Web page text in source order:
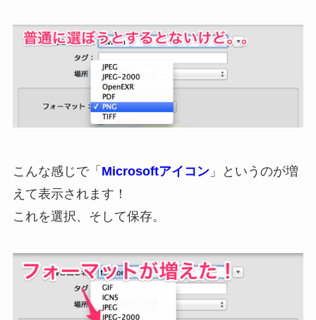
こんな感じで「 Microsoftアイコン」というのが増
えて表示されます！
これを選択、そして保存。